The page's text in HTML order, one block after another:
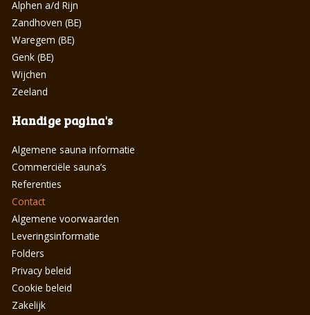
Alphen a/d Rijn
Zandhoven (BE)
Waregem (BE)
Genk (BE)
Wijchen
Zeeland
Handige pagina's
Algemene sauna informatie
Commerciële sauna’s
Referenties
Contact
Algemene voorwaarden
Leveringsinformatie
Folders
Privacy beleid
Cookie beleid
Zakelijk